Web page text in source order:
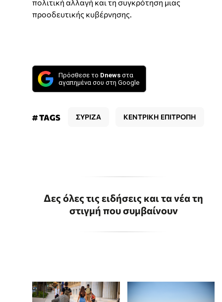
πολιτική αλλαγή και τη συγκρότηση μιας
προοδευτικής κυβέρνησης.
Πρόσθεσε το Dnews στα
αγαπημένα σου στη Google
# TAGS ΣΥΡΙΖΑ ΚΕΝΤΡΙΚΗ ΕΠΙΤΡΟΠΗ
Δες όλες τις ειδήσεις και τα νέα τη
στιγμή που συμβαίνουν